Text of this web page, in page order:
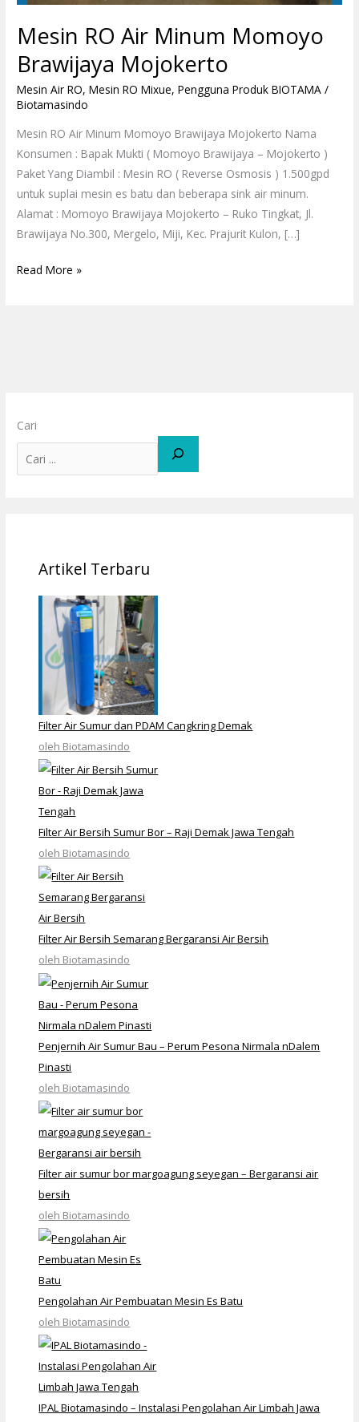
Mesin RO Air Minum Momoyo
Brawijaya Mojokerto
Mesin Air RO,Mesin RO Mixue,Pengguna Produk BIOTAMA /
Biotamasindo
Mesin RO Air Minum Momoyo Brawijaya Mojokerto Nama
Konsumen : Bapak Mukti ( Momoyo Brawijaya – Mojokerto )
Paket Yang Diambil : Mesin RO ( Reverse Osmosis ) 1.500gpd
untuk suplai mesin es batu dan beberapa sink air minum.
Alamat : Momoyo Brawijaya Mojokerto – Ruko Tingkat, Jl.
Brawijaya No.300, Mergelo, Miji, Kec. Prajurit Kulon, […]
Read More »
Cari
Artikel Terbaru
Filter Air Sumur dan PDAM Cangkring Demak
oleh Biotamasindo
Filter Air Bersih Sumur Bor – Raji Demak Jawa Tengah
oleh Biotamasindo
Filter Air Bersih Semarang Bergaransi Air Bersih
oleh Biotamasindo
Penjernih Air Sumur Bau – Perum Pesona Nirmala nDalem
Pinasti
oleh Biotamasindo
Filter air sumur bor margoagung seyegan – Bergaransi air
bersih
oleh Biotamasindo
Pengolahan Air Pembuatan Mesin Es Batu
oleh Biotamasindo
IPAL Biotamasindo – Instalasi Pengolahan Air Limbah Jawa